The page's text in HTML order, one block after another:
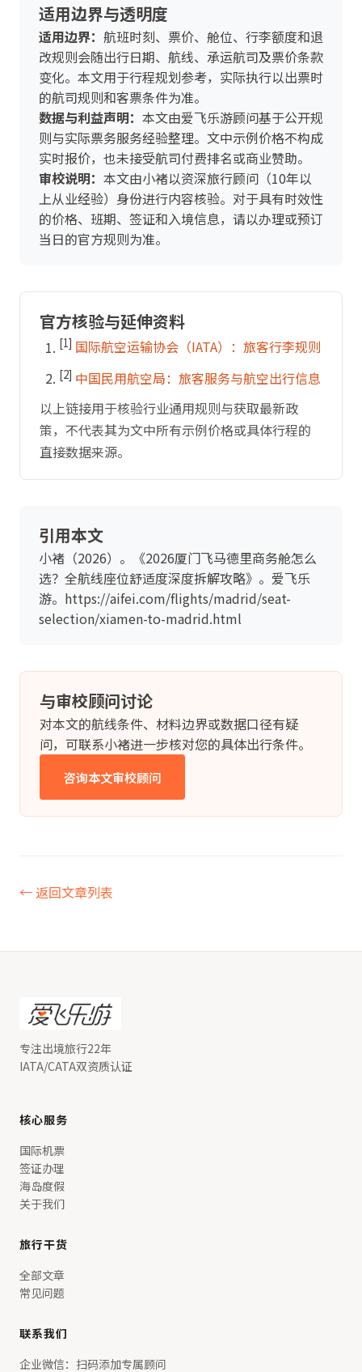
适用边界与透明度
适用边界： 航班时刻、票价、舱位、行李额度和退
改规则会随出行日期、航线、承运航司及票价条款
变化。本文用于行程规划参考，实际执行以出票时
的航司规则和客票条件为准。
数据与利益声明： 本文由爱飞乐游顾问基于公开规
则与实际票务服务经验整理。文中示例价格不构成
实时报价，也未接受航司付费排名或商业赞助。
审校说明： 本文由小褚以资深旅行顾问（10年以
上从业经验）身份进行内容核验。对于具有时效性
的价格、班期、签证和入境信息，请以办理或预订
当日的官方规则为准。
官方核验与延伸资料
[1] 国际航空运输协会（IATA）：旅客行李规则
[2] 中国民用航空局：旅客服务与航空出行信息
以上链接用于核验行业通用规则与获取最新政
策，不代表其为文中所有示例价格或具体行程的
直接数据来源。
引用本文
小褚（2026）。《2026厦门飞马德里商务舱怎么
选？全航线座位舒适度深度拆解攻略》。爱飞乐
游。https://aifei.com/flights/madrid/seat-
selection/xiamen-to-madrid.html
与审校顾问讨论
对本文的航线条件、材料边界或数据口径有疑
问，可联系小褚进一步核对您的具体出行条件。
咨询本文审校顾问
← 返回文章列表
专注出境旅行22年
IATA/CATA双资质认证
核心服务
国际机票
签证办理
海岛度假
关于我们
旅行干货
全部文章
常见问题
联系我们
企业微信：扫码添加专属顾问